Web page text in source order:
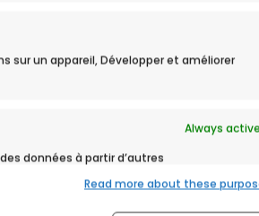
sur un appareil, Développer et améliorer
Always active
données à partir d’autres
Identifier les appareils
Read more about these